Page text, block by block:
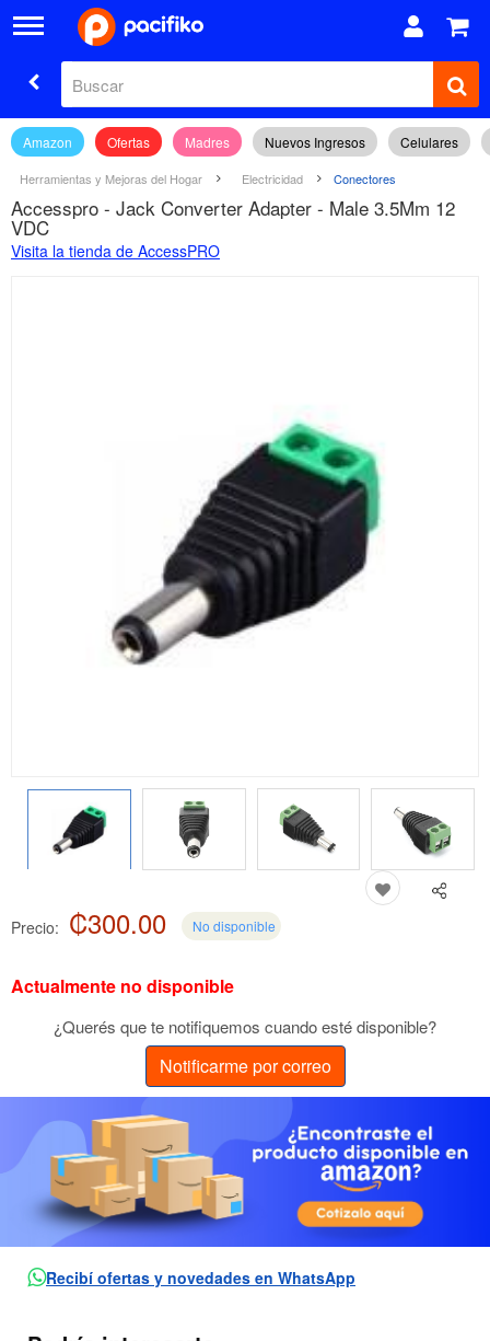
Amazon Ofertas Madres Nuevos Ingresos Celulares
Herramientas y Mejoras del Hogar Electricidad Conectores
Accesspro - Jack Converter Adapter - Male 3.5Mm 12
VDC
Visita la tienda de AccessPRO
Precio: ₡300.00 No disponible
Actualmente no disponible
¿Querés que te notifiquemos cuando esté disponible?
Notificarme por correo
Recibí ofertas y novedades en WhatsApp